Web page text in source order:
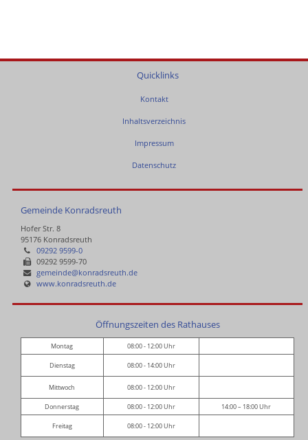
Quicklinks
Kontakt
Inhaltsverzeichnis
Impressum
Datenschutz
Gemeinde Konradsreuth
Hofer Str. 8
95176 Konradsreuth
09292 9599-0
09292 9599-70
gemeinde@konradsreuth.de
www.konradsreuth.de
Öffnungszeiten des Rathauses
Montag 08:00 - 12:00 Uhr
Dienstag 08:00 - 14:00 Uhr
Mittwoch 08:00 - 12:00 Uhr
Donnerstag 08:00 - 12:00 Uhr 14:00 – 18:00 Uhr
Freitag 08:00 - 12:00 Uhr